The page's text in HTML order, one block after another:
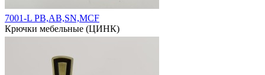
7001-L РВ,АВ,SN,MCF
Крючки мебельные (ЦИНК)